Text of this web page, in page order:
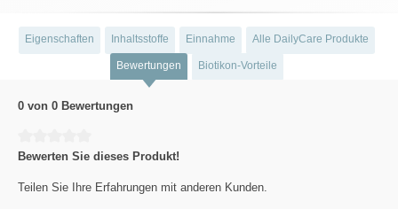
Eigenschaften Inhaltsstoffe Einnahme Alle DailyCare Produkte
Bewertungen Biotikon-Vorteile
0 von 0 Bewertungen
Bewerten Sie dieses Produkt!
Teilen Sie Ihre Erfahrungen mit anderen Kunden.